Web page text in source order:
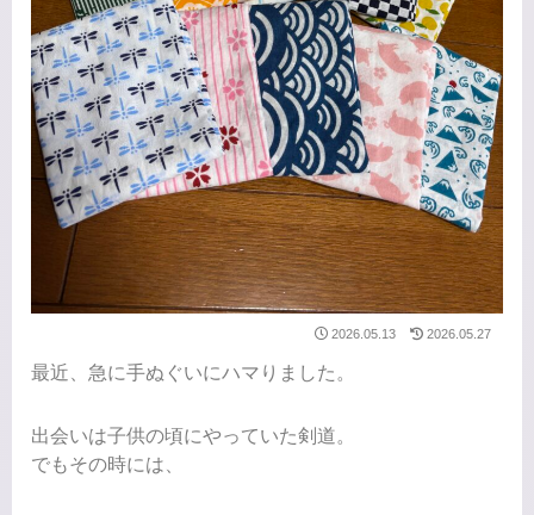
2026.05.13 2026.05.27
最近、急に手ぬぐいにハマりました。
出会いは子供の頃にやっていた剣道。
でもその時には、